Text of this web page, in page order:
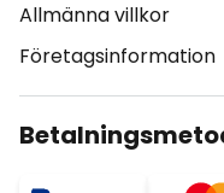
Allmänna villkor
Företagsinformation